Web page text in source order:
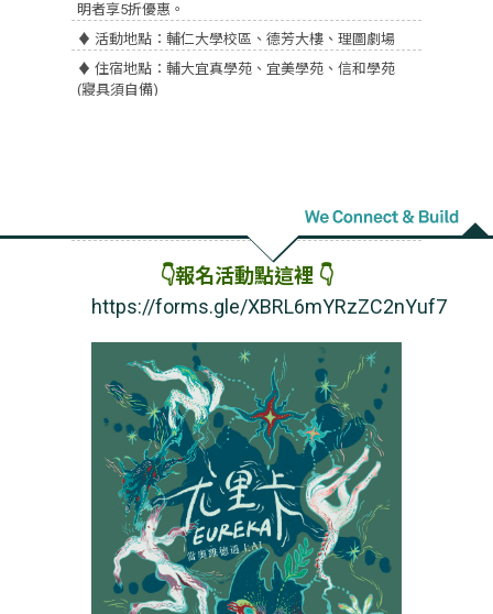
明者享5折優惠。
♦ 活動地點：輔仁大學校區、德芳大樓、理圖劇場
♦ 住宿地點：輔大宜真學苑、宜美學苑、信和學苑
(寢具須自備)
👇報名活動點這裡 👇
https://forms.gle/XBRL6mYRzZC2nYuf7